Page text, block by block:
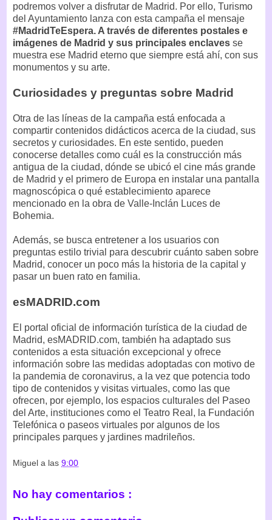
podremos volver a disfrutar de Madrid. Por ello, Turismo
del Ayuntamiento lanza con esta campaña el mensaje
#MadridTeEspera. A través de diferentes postales e
imágenes de Madrid y sus principales enclaves se
muestra ese Madrid eterno que siempre está ahí, con sus
monumentos y su arte.
Curiosidades y preguntas sobre Madrid
Otra de las líneas de la campaña está enfocada a
compartir contenidos didácticos acerca de la ciudad, sus
secretos y curiosidades. En este sentido, pueden
conocerse detalles como cuál es la construcción más
antigua de la ciudad, dónde se ubicó el cine más grande
de Madrid y el primero de Europa en instalar una pantalla
magnoscópica o qué establecimiento aparece
mencionado en la obra de Valle-Inclán Luces de
Bohemia.
Además, se busca entretener a los usuarios con
preguntas estilo trivial para descubrir cuánto saben sobre
Madrid, conocer un poco más la historia de la capital y
pasar un buen rato en familia.
esMADRID.com
El portal oficial de información turística de la ciudad de
Madrid, esMADRID.com, también ha adaptado sus
contenidos a esta situación excepcional y ofrece
información sobre las medidas adoptadas con motivo de
la pandemia de coronavirus, a la vez que potencia todo
tipo de contenidos y visitas virtuales, como las que
ofrecen, por ejemplo, los espacios culturales del Paseo
del Arte, instituciones como el Teatro Real, la Fundación
Telefónica o paseos virtuales por algunos de los
principales parques y jardines madrileños.
Miguel a las 9:00
No hay comentarios :